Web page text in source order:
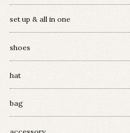
set up & all in one
shoes
hat
bag